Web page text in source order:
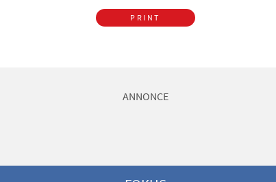
PRINT
ANNONCE